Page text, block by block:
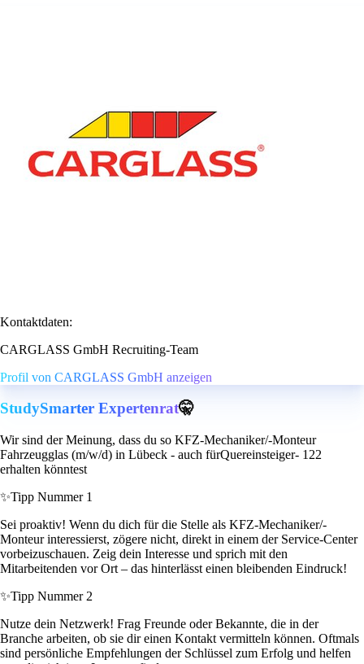
Kontaktdaten:
CARGLASS GmbH Recruiting-Team
Profil von CARGLASS GmbH anzeigen
StudySmarter Expertenrat🤫
Wir sind der Meinung, dass du so KFZ-Mechaniker/-Monteur
Fahrzeugglas (m/w/d) in Lübeck - auch fürQuereinsteiger- 122
erhalten könntest
✨Tipp Nummer 1
Sei proaktiv! Wenn du dich für die Stelle als KFZ-Mechaniker/-
Monteur interessierst, zögere nicht, direkt in einem der Service-Center
vorbeizuschauen. Zeig dein Interesse und sprich mit den
Mitarbeitenden vor Ort – das hinterlässt einen bleibenden Eindruck!
✨Tipp Nummer 2
Nutze dein Netzwerk! Frag Freunde oder Bekannte, die in der
Branche arbeiten, ob sie dir einen Kontakt vermitteln können. Oftmals
sind persönliche Empfehlungen der Schlüssel zum Erfolg und helfen